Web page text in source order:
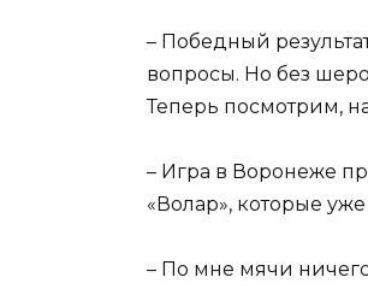
– Победный
вопросы. Но без
Теперь посмотрим,
– Игра в Воронеже
«Волар», которые
– По мне мячи